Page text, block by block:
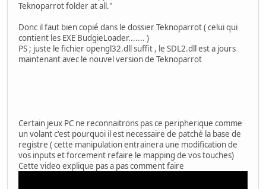
Teknoparrot folder at all."
Donc il faut bien copié dans le dossier Teknoparrot ( celui qui
contient les EXE BudgieLoader....... )
PS ; juste le fichier opengl32.dll suffit , le SDL2.dll est a jours
maintenant avec le nouvel version de Teknoparrot
Certain jeux PC ne reconnaitrons pas ce peripherique comme
un volant c'est pourquoi il est necessaire de patché la base de
registre ( cette manipulation entrainera une modification de
vos inputs et forcement refaire le mapping de vos touches)
Cette video explique pas a pas comment faire